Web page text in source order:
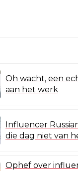
Oh wacht, een
aan het werk
Influencer
die dag niet van
Ophef over